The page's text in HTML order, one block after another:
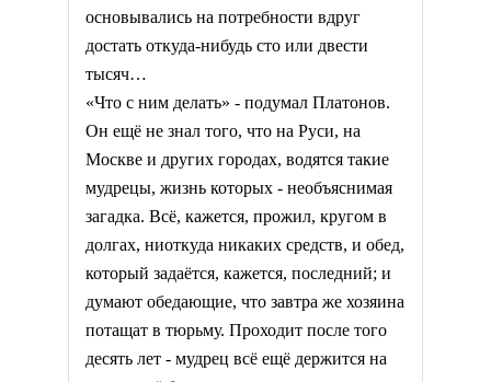
основывались на потребности вдруг
достать откуда-нибудь сто или двести
тысяч…
«Что с ним делать» - подумал Платонов.
Он ещё не знал того, что на Руси, на
Москве и других городах, водятся такие
мудрецы, жизнь которых - необъяснимая
загадка. Всё, кажется, прожил, кругом в
долгах, ниоткуда никаких средств, и обед,
который задаётся, кажется, последний; и
думают обедающие, что завтра же хозяина
потащат в тюрьму. Проходит после того
десять лет - мудрец всё ещё держится на